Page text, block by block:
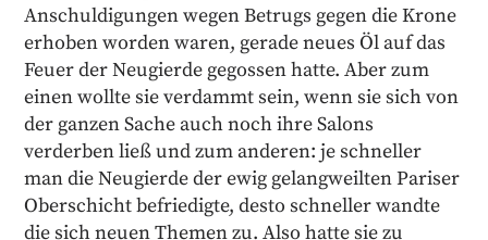
Anschuldigungen wegen Betrugs gegen die Krone
erhoben worden waren, gerade neues Öl auf das
Feuer der Neugierde gegossen hatte. Aber zum
einen wollte sie verdammt sein, wenn sie sich von
der ganzen Sache auch noch ihre Salons
verderben ließ und zum anderen: je schneller
man die Neugierde der ewig gelangweilten Pariser
Oberschicht befriedigte, desto schneller wandte
die sich neuen Themen zu. Also hatte sie zu